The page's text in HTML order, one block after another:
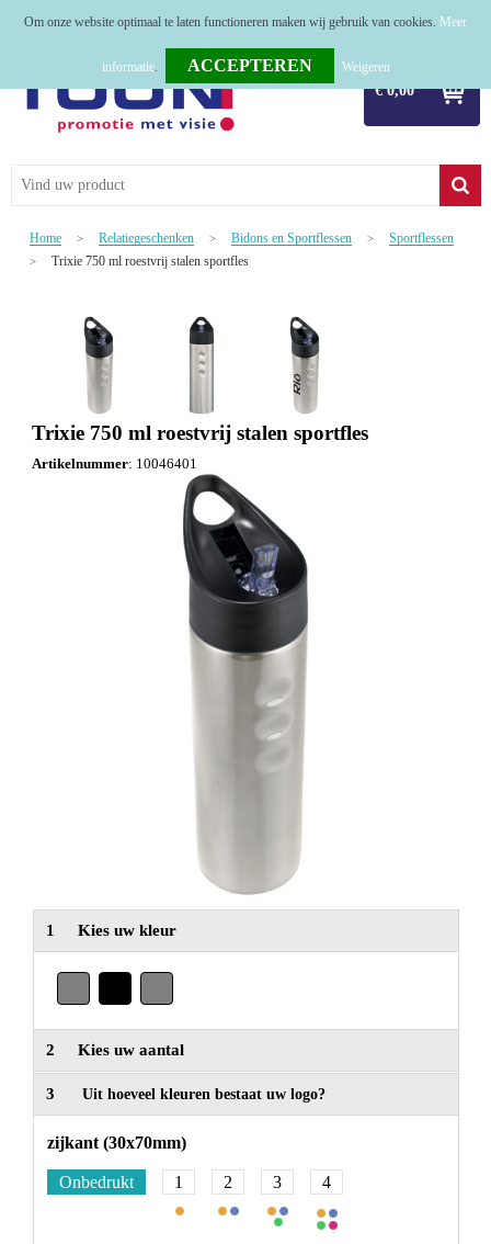
€ 0,00
Relatiegeschenken
Werkkleding
Kerstpakketten
Tastingpakketten
TOP 50
Home > Relatiegeschenken > Bidons en Sportflessen > Sportflessen
> Trixie 750 ml roestvrij stalen sportfles
Trixie 750 ml roestvrij stalen sportfles
Artikelnummer: 10046401
1 Kies uw kleur
2 Kies uw aantal
3 Uit hoeveel kleuren bestaat uw logo?
zijkant (30x70mm)
Onbedrukt 1 2 3 4
Om onze website optimaal te laten functioneren maken wij gebruik van cookies. Meer
informatie. Weigeren